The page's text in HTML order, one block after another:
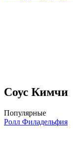
Соус Кимчи
Популярные
Ролл Филадельфия